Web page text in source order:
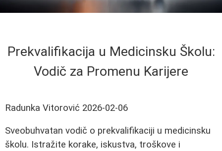
Prekvalifikacija u Medicinsku Školu:
Vodič za Promenu Karijere
Radunka Vitorović 2026-02-06
Sveobuhvatan vodič o prekvalifikaciji u medicinsku
školu. Istražite korake, iskustva, troškove i